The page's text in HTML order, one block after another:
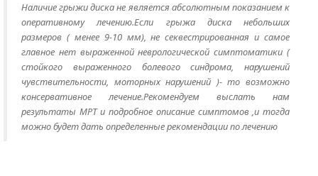
Наличие грыжи диска не является абсолютным показанием к
оперативному лечению.Если грыжа диска небольших
размеров ( менее 9-10 мм), не секвестрированная и самое
главное нет выраженной неврологической симптоматики (
стойкого выраженного болевого синдрома, нарушений
чувствительности, моторных нарушений )- то возможно
консервативное лечение.Рекомендуем выслать нам
результаты МРТ и подробное описание симптомов ,и тогда
можно будет дать определенные рекомендации по лечению